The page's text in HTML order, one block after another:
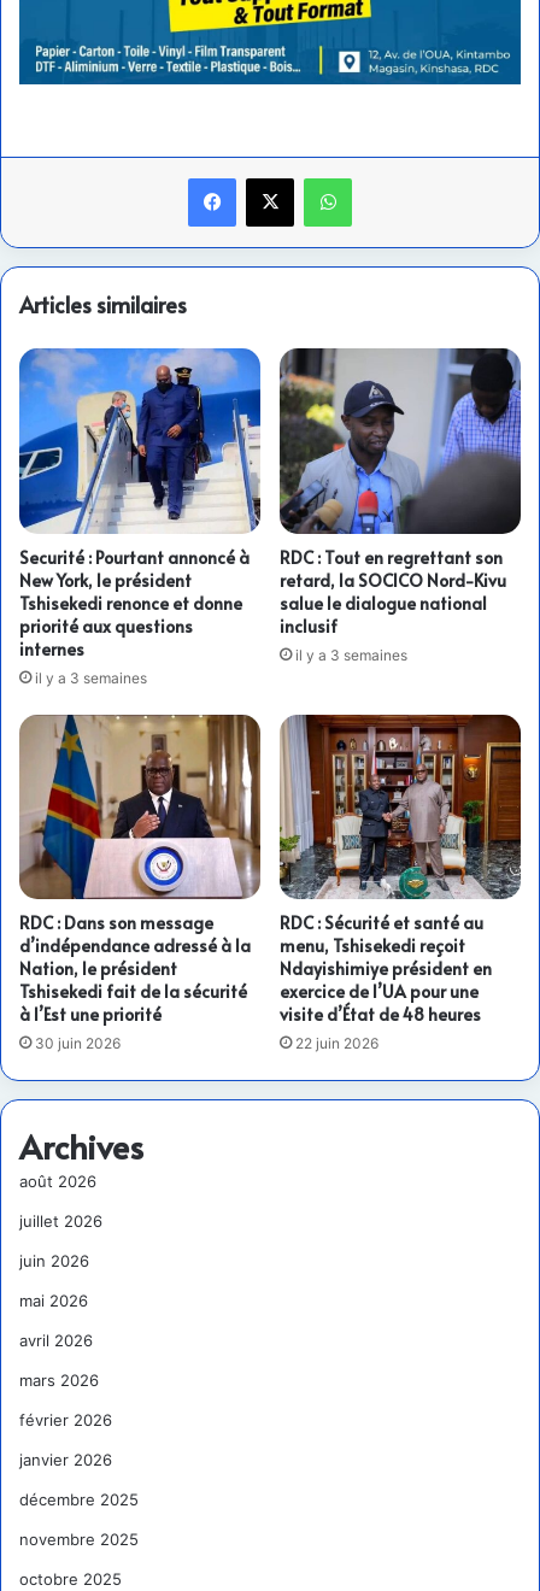
Facebook
X WhatsApp
Articles similaires
Securité : Pourtant annoncé à
New York, le président
Tshisekedi renonce et donne
priorité aux questions
internes
il y a 3 semaines
RDC : Tout en regrettant son
retard, la SOCICO Nord-Kivu
salue le dialogue national
inclusif
il y a 3 semaines
RDC : Dans son message
d’indépendance adressé à la
Nation, le président
Tshisekedi fait de la sécurité
à l’Est une priorité
30 juin 2026
RDC : Sécurité et santé au
menu, Tshisekedi reçoit
Ndayishimiye président en
exercice de l’UA pour une
visite d’État de 48 heures
22 juin 2026
Archives
août 2026
juillet 2026
juin 2026
mai 2026
avril 2026
mars 2026
février 2026
janvier 2026
décembre 2025
novembre 2025
octobre 2025